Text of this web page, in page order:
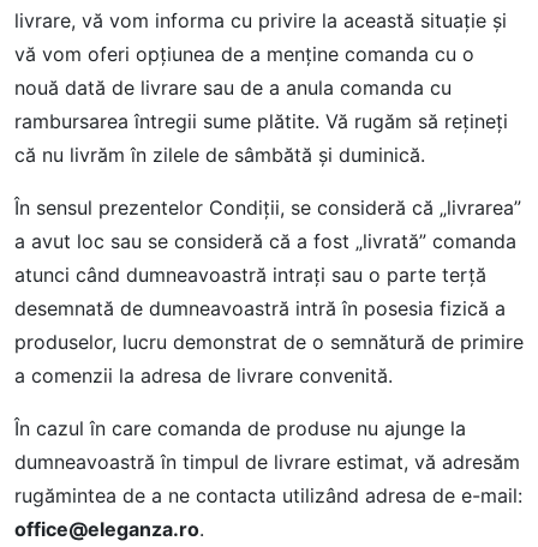
livrare, vă vom informa cu privire la această situaţie şi
vă vom oferi opţiunea de a menţine comanda cu o
nouă dată de livrare sau de a anula comanda cu
rambursarea întregii sume plătite. Vă rugăm să reţineţi
că nu livrăm în zilele de sâmbătă şi duminică.
În sensul prezentelor Condiții, se consideră că „livrarea”
a avut loc sau se consideră că a fost „livrată” comanda
atunci când dumneavoastră intraţi sau o parte terţă
desemnată de dumneavoastră intră în posesia fizică a
produselor, lucru demonstrat de o semnătură de primire
a comenzii la adresa de livrare convenită.
În cazul în care comanda de produse nu ajunge la
dumneavoastră în timpul de livrare estimat, vă adresăm
rugămintea de a ne contacta utilizând adresa de e-mail:
office@eleganza.ro.